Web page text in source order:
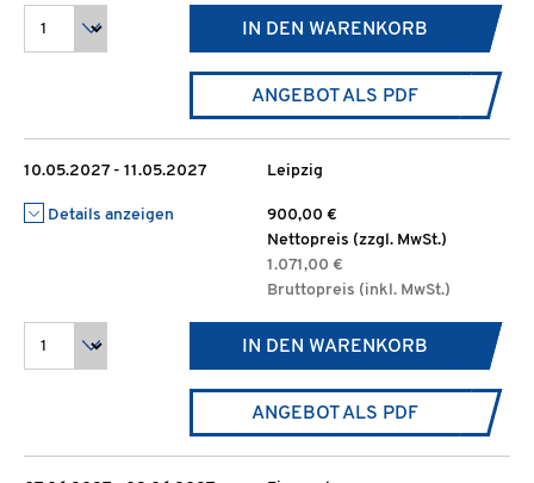
IN DEN WARENKORB
ANGEBOT ALS PDF
10.05.2027 - 11.05.2027 Leipzig
Details anzeigen
900,00 €
Nettopreis (zzgl. MwSt.)
1.071,00 €
Bruttopreis (inkl. MwSt.)
IN DEN WARENKORB
ANGEBOT ALS PDF